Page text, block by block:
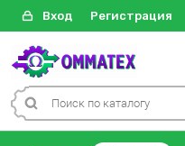
Вход Регистрация